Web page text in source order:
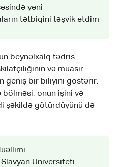
yeni
tətbiqini təşvik etdim
beynəlxalq tədris
və müasir
geniş bir biliyini göstərir.
bölməsi, onun işini və
şəkildə götürdüyünü də
Slavyan Universiteti